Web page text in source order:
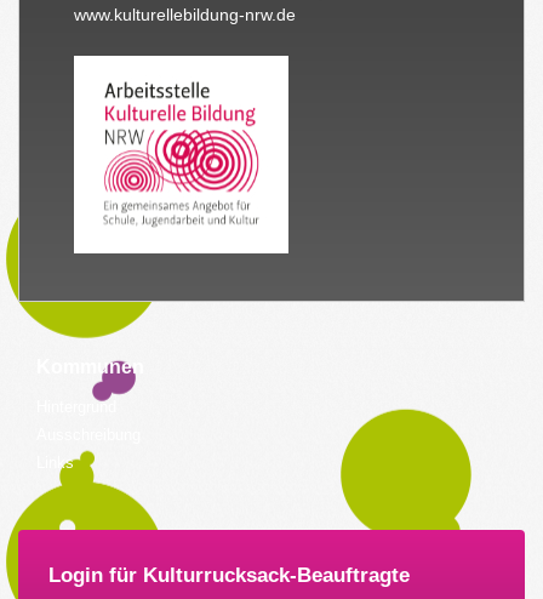
www.kulturellebildung-nrw.de
Kommunen
Hintergrund
Links